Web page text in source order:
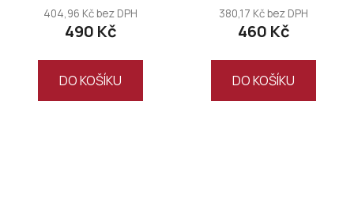
404,96 Kč bez DPH
490 Kč
DO KOŠÍKU
380,17 Kč bez DPH
460 Kč
DO KOŠÍKU